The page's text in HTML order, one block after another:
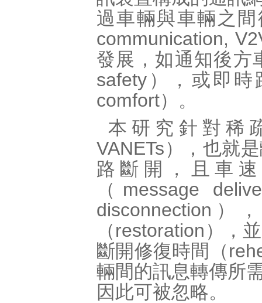
過車輛與車輛之
communication,
發展，如通知後方
safety），或即
comfort）。
本研究針對稀
VANETs），也就
路斷開，且車
（message
disconnection
（restoration），
斷開修復時間（
輛間的訊息轉傳所
因此可被忽略。